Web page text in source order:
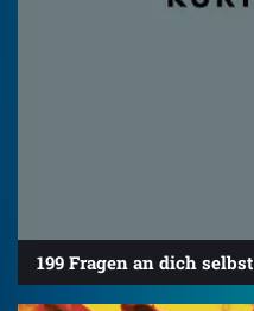
199 Fragen an dich selbst